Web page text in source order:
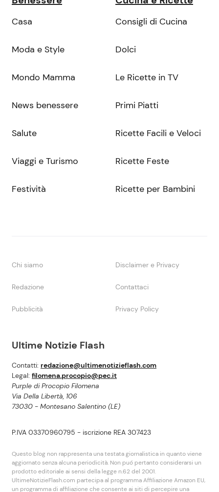
Ultime Notizie Flash
Contatti: redazione@ultimenotizieflash.com
Legal: filomena.procopio@pec.it
Purple di Procopio Filomena
Via Della Libertà, 106
73030 - Montesano Salentino (LE)
P.IVA 03370960795 - iscrizione REA 307423
Questo blog non rappresenta una testata giornalistica in quanto viene
aggiornato senza alcuna periodicità. Non puó pertanto considerarsi un
prodotto editoriale ai sensi della legge n.62 del 2001.
UltimeNotizieFlash.com partecipa al programma Affiliazione Amazon EU,
un programma di affiliazione che consente ai siti di percepire una
Casa
Moda e Style
Mondo Mamma
News benessere
Salute
Viaggi e Turismo
Festività
Consigli di Cucina
Dolci
Le Ricette in TV
Primi Piatti
Ricette Facili e Veloci
Ricette Feste
Ricette per Bambini
Chi siamo Disclaimer e Privacy
Redazione Contattaci
Pubblicità Privacy Policy